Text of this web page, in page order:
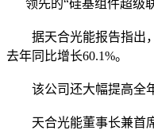
领先的“硅基组件超级联
据天合光能报告指出，
去年同比增长60.1%。
该公司还大幅提高全年
天合光能董事长兼首席